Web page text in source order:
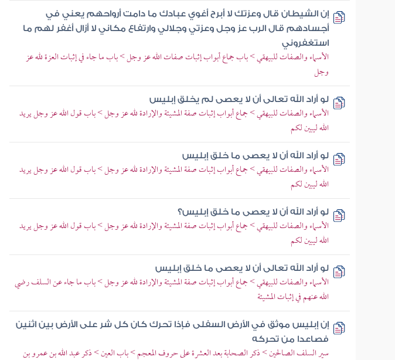
إن الشيطان قال وعزتك لا أبرح أغوي عبادك ما دامت أرواحهم يعني في
أجسادهم قال الرب عز وجل وعزتي وجلالي وارتفاع مكاني لا أزال أغفر لهم ما
استغفروني
الأسماء والصفات للبيهقي > باب جماع أبواب إثبات صفات الله عز وجل > باب ما جاء في إثبات العزة لله عز
وجل
لو أراد الله تعالى أن لا يعصى لم يخلق إبليس
الأسماء والصفات للبيهقي > جماع أبواب إثبات صفة المشيئة والإرادة لله عز وجل > باب قول الله عز وجل يريد
الله ليبين لكم
لو أراد الله أن لا يعصى ما خلق إبليس
الأسماء والصفات للبيهقي > جماع أبواب إثبات صفة المشيئة والإرادة لله عز وجل > باب قول الله عز وجل يريد
الله ليبين لكم
لو أراد الله أن لا يعصى ما خلق إبليس؟
الأسماء والصفات للبيهقي > جماع أبواب إثبات صفة المشيئة والإرادة لله عز وجل > باب قول الله عز وجل يريد
الله ليبين لكم
لو أراد الله تعالى أن لا يعصى ما خلق إبليس
الأسماء والصفات للبيهقي > جماع أبواب إثبات صفة المشيئة والإرادة لله عز وجل > باب ما جاء عن السلف رضي
الله عنهم في إثبات المشيئة
إن إبليس موثق في الأرض السفلى فإذا تحرك كان كل شر على الأرض بين اثنين
فصاعدا من تحركه
سير السلف الصالحين > ذكر الصحابة بعد العشرة على حروف المعجم > باب العين > ذكر عبد الله بن عمرو بن